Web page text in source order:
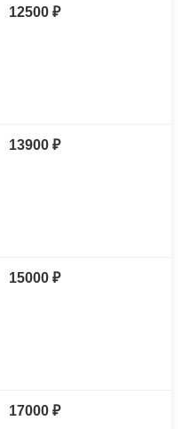
12500 ₽
13900 ₽
15000 ₽
17000 ₽